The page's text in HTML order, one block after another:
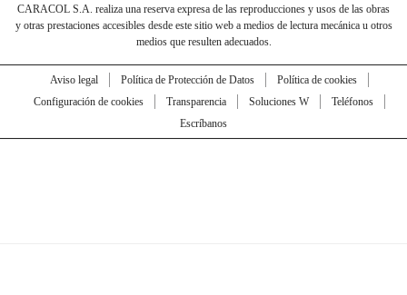
CARACOL S.A. realiza una reserva expresa de las reproducciones y usos de las obras
y otras prestaciones accesibles desde este sitio web a medios de lectura mecánica u otros
medios que resulten adecuados.
Aviso legal Política de Protección de Datos
Política de cookies
Configuración de cookies
Transparencia Soluciones W
Teléfonos
Escríbanos